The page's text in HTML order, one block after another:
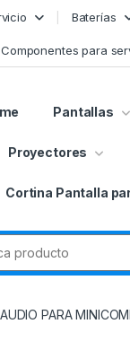
Baterías
Componentes para
Pantallas
Proyectores
Cortina Pantalla
PARA